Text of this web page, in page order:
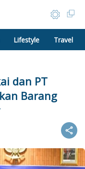
Lifestyle Travel
dan PT
Barang